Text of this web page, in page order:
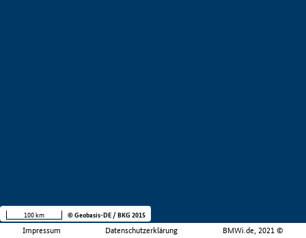
Impressum Datenschutzerklärung BMWi.de, 2021 ©
100 km © Geobasis-DE / BKG 2015